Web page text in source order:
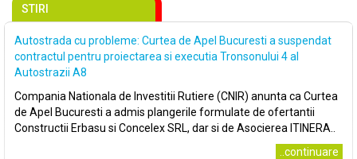
STIRI
Autostrada cu probleme: Curtea de Apel Bucuresti a suspendat
contractul pentru proiectarea si executia Tronsonului 4 al
Autostrazii A8
Compania Nationala de Investitii Rutiere (CNIR) anunta ca Curtea
de Apel Bucuresti a admis plangerile formulate de ofertantii
Constructii Erbasu si Concelex SRL, dar si de Asocierea ITINERA..
..continuare